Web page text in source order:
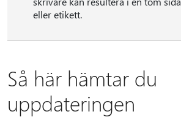
eller etikett.
Så här hämtar du
uppdateringen